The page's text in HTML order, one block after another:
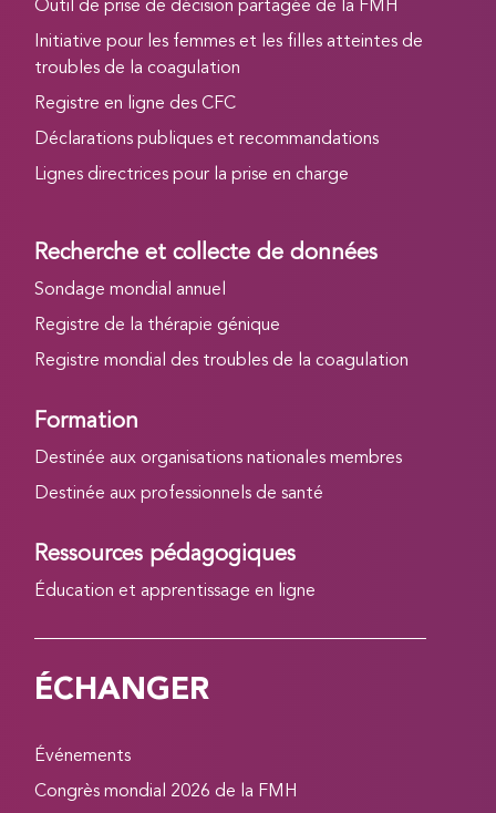
Outil de prise de décision partagée de la FMH
Initiative pour les femmes et les filles atteintes de
troubles de la coagulation
Registre en ligne des CFC
Déclarations publiques et recommandations
Lignes directrices pour la prise en charge
Recherche et collecte de données
Sondage mondial annuel
Registre de la thérapie génique
Registre mondial des troubles de la coagulation
Formation
Destinée aux organisations nationales membres
Destinée aux professionnels de santé
Ressources pédagogiques
Éducation et apprentissage en ligne
ÉCHANGER
Événements
Congrès mondial 2026 de la FMH